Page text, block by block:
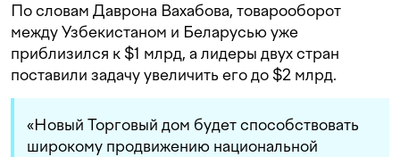
По словам Даврона Вахабова, товарооборот
между Узбекистаном и Беларусью уже
приблизился к $1 млрд, а лидеры двух стран
поставили задачу увеличить его до $2 млрд.
«Новый Торговый дом будет способствовать
широкому продвижению национальной